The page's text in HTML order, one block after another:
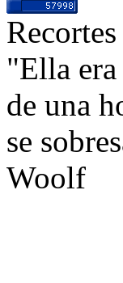
"Ella
de una
se
Woolf